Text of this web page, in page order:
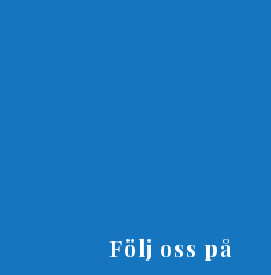
Följ oss på